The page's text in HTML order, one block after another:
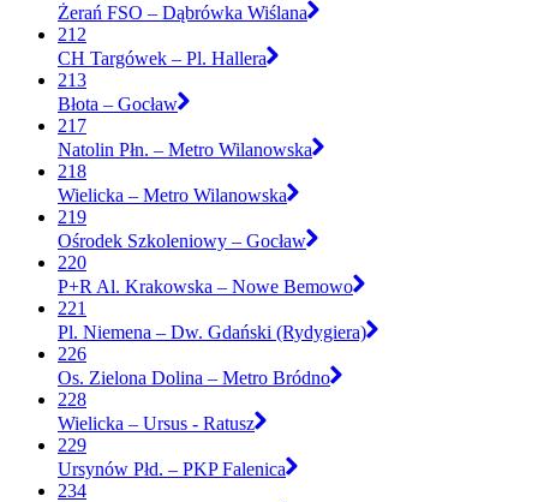
Żerań FSO – Dąbrówka Wiślana
212
CH Targówek – Pl. Hallera
213
Błota – Gocław
217
Natolin Płn. – Metro Wilanowska
218
Wielicka – Metro Wilanowska
219
Ośrodek Szkoleniowy – Gocław
220
P+R Al. Krakowska – Nowe Bemowo
221
Pl. Niemena – Dw. Gdański (Rydygiera)
226
Os. Zielona Dolina – Metro Bródno
228
Wielicka – Ursus - Ratusz
229
Ursynów Płd. – PKP Falenica
234